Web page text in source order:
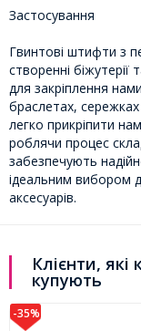
Застосування
Гвинтові штифти з
створенні біжутерії
для закріплення
браслетах,
легко прикріпити
роблячи процес
забезпечують
ідеальним вибором
аксесуарів.
Клієнти,
купують
-35%